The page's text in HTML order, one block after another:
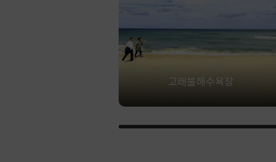
고래불해수욕장